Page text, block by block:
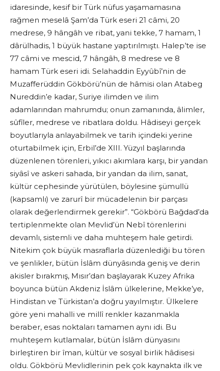
idaresinde, kesif bir Türk nüfus yaşamamasına
rağmen meselâ Şam’da Türk eseri 21 câmi, 20
medrese, 9 hângâh ve ribat, yani tekke, 7 hamam, 1
dârülhadis, 1 büyük hastane yaptırılmıştı. Halep’te ise
77 câmi ve mescid, 7 hângâh, 8 medrese ve 8
hamam Türk eseri idi. Selahaddin Eyyûbî’nin de
Muzafferüddin Gökbörü’nün de hâmisi olan Atabeg
Nureddin’e kadar, Suriye ilimden ve ilim
adamlarından mahrumdu; onun zamanında, âlimler,
sûfîler, medrese ve ribatlara doldu. Hâdiseyi gerçek
boyutlarıyla anlayabilmek ve tarih içindeki yerine
oturtabilmek için, Erbil’de XIII. Yüzyıl başlarında
düzenlenen törenleri, yıkıcı akımlara karşı, bir yandan
siyâsî ve askeri sahada, bir yandan da ilim, sanat,
kültür cephesinde yürütülen, böylesine şümullü
(kapsamlı) ve zarurî bir mücadelenin bir parçası
olarak değerlendirmek gerekir”. “Gökbörü Bağdad’da
tertiplenmekte olan Mevlid’ün Nebî törenlerini
devamlı, sistemli ve daha muhteşem hale getirdi.
Nitekim çok büyük masraflarla düzenlediği bu tören
ve şenlikler, bütün İslâm dünyâsında geniş ve derin
akisler bırakmış, Mısır’dan başlayarak Kuzey Afrika
boyunca bütün Akdeniz İslâm ülkelerine, Mekke’ye,
Hindistan ve Türkistan’a doğru yayılmıştır. Ülkelere
göre yeni mahalli ve millî renkler kazanmakla
beraber, esas noktaları tamamen aynı idi. Bu
muhteşem kutlamalar, bütün İslâm dünyasını
birleştiren bir îman, kültür ve sosyal birlik hâdisesi
oldu. Gökbörü Mevlidlerinin pek çok kaynakta ilk ve